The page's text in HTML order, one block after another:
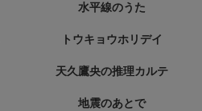
水平線のうた
トウキョウホリデイ
天久鷹央の推理カルテ
地震のあとで